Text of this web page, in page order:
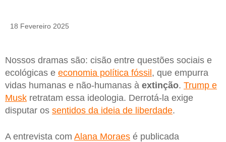
18 Fevereiro 2025
Nossos dramas são: cisão entre questões sociais e
ecológicas e economia política fóssil , que empurra
vidas humanas e não-humanas à extinção. Trump e
Musk retratam essa ideologia. Derrotá-la exige
disputar os sentidos da ideia de liberdade.
A entrevista com Alana Moraes é publicada